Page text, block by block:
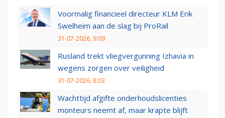
Voormalig financieel directeur KLM Erik
Swelheim aan de slag bij ProRail
31-07-2026, 9:09
Rusland trekt vliegvergunning Izhavia in
wegens zorgen over veiligheid
31-07-2026, 8:03
Wachttijd afgifte onderhoudslicenties
monteurs neemt af, maar krapte blijft